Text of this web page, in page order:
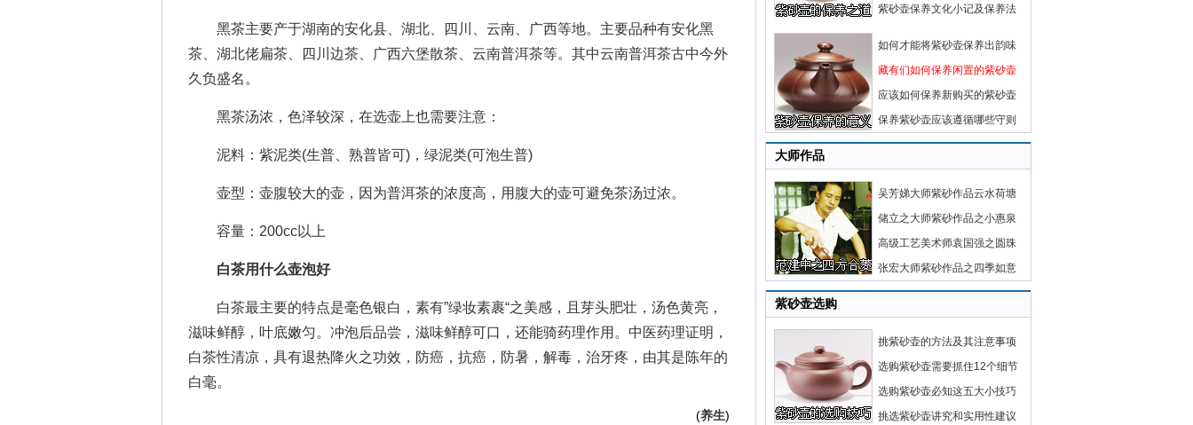
黑茶主要产于湖南的安化县、湖北、四川、云南、广西等地。主要品种有安化黑
茶、湖北佬扁茶、四川边茶、广西六堡散茶、云南普洱茶等。其中云南普洱茶古中今外
久负盛名。
黑茶汤浓，色泽较深，在选壶上也需要注意：
泥料：紫泥类(生普、熟普皆可)，绿泥类(可泡生普)
壶型：壶腹较大的壶，因为普洱茶的浓度高，用腹大的壶可避免茶汤过浓。
容量：200cc以上
白茶用什么壶泡好
白茶最主要的特点是毫色银白，素有”绿妆素裹“之美感，且芽头肥壮，汤色黄亮，
滋味鲜醇，叶底嫩匀。冲泡后品尝，滋味鲜醇可口，还能骑药理作用。中医药理证明，
白茶性清凉，具有退热降火之功效，防癌，抗癌，防暑，解毒，治牙疼，由其是陈年的
白毫。
(养生)
紫砂壶保养文化小记及保养法
如何才能将紫砂壶保养出韵味
藏有们如何保养闲置的紫砂壶
应该如何保养新购买的紫砂壶
保养紫砂壶应该遵循哪些守则
大师作品
吴芳娣大师紫砂作品云水荷塘
储立之大师紫砂作品之小惠泉
高级工艺美术师袁国强之圆珠
张宏大师紫砂作品之四季如意
紫砂壶选购
挑紫砂壶的方法及其注意事项
选购紫砂壶需要抓住12个细节
选购紫砂壶必知这五大小技巧
挑选紫砂壶讲究和实用性建议